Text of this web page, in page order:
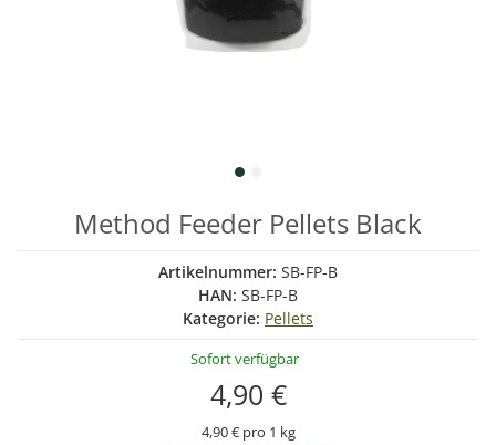
Method Feeder Pellets Black
Artikelnummer: SB-FP-B
HAN: SB-FP-B
Kategorie: Pellets
Sofort verfügbar
4,90 €
4,90 € pro 1 kg